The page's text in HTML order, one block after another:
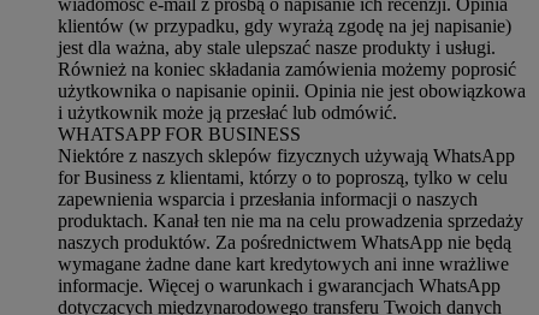
wiadomość e-mail z prośbą o napisanie ich recenzji. Opinia
klientów (w przypadku, gdy wyrażą zgodę na jej napisanie)
jest dla ważna, aby stale ulepszać nasze produkty i usługi.
Również na koniec składania zamówienia możemy poprosić
użytkownika o napisanie opinii. Opinia nie jest obowiązkowa
i użytkownik może ją przesłać lub odmówić.
WHATSAPP FOR BUSINESS
Niektóre z naszych sklepów fizycznych używają WhatsApp
for Business z klientami, którzy o to poproszą, tylko w celu
zapewnienia wsparcia i przesłania informacji o naszych
produktach. Kanał ten nie ma na celu prowadzenia sprzedaży
naszych produktów. Za pośrednictwem WhatsApp nie będą
wymagane żadne dane kart kredytowych ani inne wrażliwe
informacje. Więcej o warunkach i gwarancjach WhatsApp
dotyczących międzynarodowego transferu Twoich danych